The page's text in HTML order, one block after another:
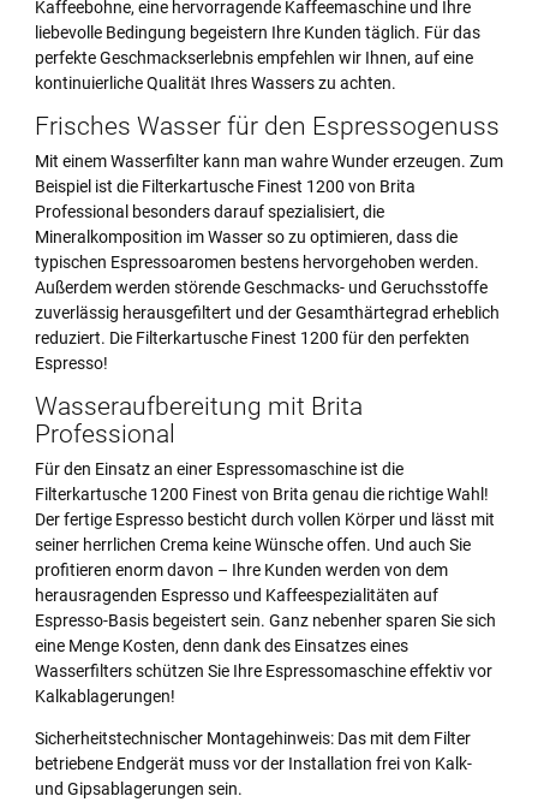
Kaffeebohne, eine hervorragende Kaffeemaschine und Ihre
liebevolle Bedingung begeistern Ihre Kunden täglich. Für das
perfekte Geschmackserlebnis empfehlen wir Ihnen, auf eine
kontinuierliche Qualität Ihres Wassers zu achten.
Frisches Wasser für den Espressogenuss
Mit einem Wasserfilter kann man wahre Wunder erzeugen. Zum
Beispiel ist die Filterkartusche Finest 1200 von Brita
Professional besonders darauf spezialisiert, die
Mineralkomposition im Wasser so zu optimieren, dass die
typischen Espressoaromen bestens hervorgehoben werden.
Außerdem werden störende Geschmacks- und Geruchsstoffe
zuverlässig herausgefiltert und der Gesamthärtegrad erheblich
reduziert. Die Filterkartusche Finest 1200 für den perfekten
Espresso!
Wasseraufbereitung mit Brita
Professional
Für den Einsatz an einer Espressomaschine ist die
Filterkartusche 1200 Finest von Brita genau die richtige Wahl!
Der fertige Espresso besticht durch vollen Körper und lässt mit
seiner herrlichen Crema keine Wünsche offen. Und auch Sie
profitieren enorm davon – Ihre Kunden werden von dem
herausragenden Espresso und Kaffeespezialitäten auf
Espresso-Basis begeistert sein. Ganz nebenher sparen Sie sich
eine Menge Kosten, denn dank des Einsatzes eines
Wasserfilters schützen Sie Ihre Espressomaschine effektiv vor
Kalkablagerungen!
Sicherheitstechnischer Montagehinweis: Das mit dem Filter
betriebene Endgerät muss vor der Installation frei von Kalk-
und Gipsablagerungen sein.